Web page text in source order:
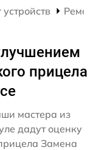
устройств
прицела
мастера из
дадут оценку
Замена